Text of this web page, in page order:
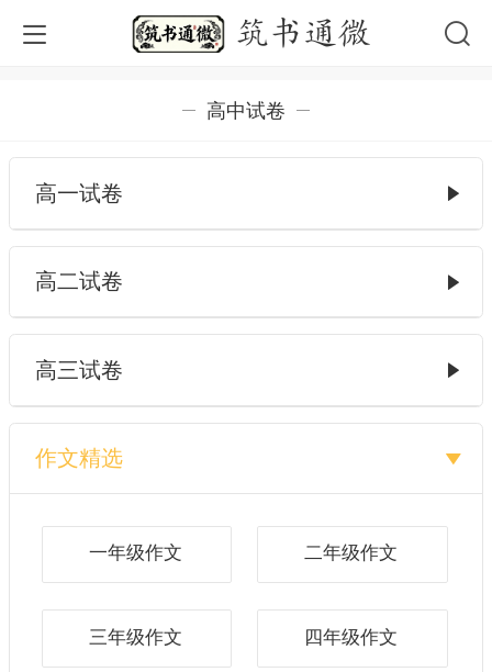
筑书通微
高中试卷
高一试卷
高二试卷
高三试卷
作文精选
一年级作文 二年级作文
三年级作文 四年级作文